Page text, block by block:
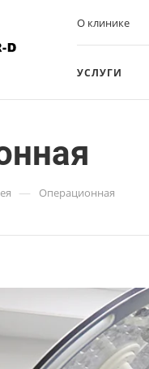
О клинике
УСЛУГИ
— Операционная